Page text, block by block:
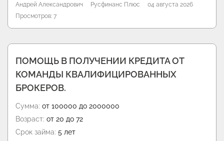
Андрей Александрович Русфинанс Плюс
04 августа 2026
Просмотров: 7
ПОМОЩЬ В ПОЛУЧЕНИИ КРЕДИТА ОТ
КОМАНДЫ КВАЛИФИЦИРОВАННЫХ
БРОКЕРОВ.
Сумма: от 100000 до 2000000
Возраст: от 20 до 72
Срок займа: 5 лет